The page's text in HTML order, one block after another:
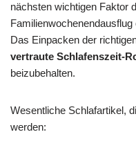
nächsten wichtigen Faktor
Das Einpacken der
vertraute Schlafenszeit-
beizubehalten.
Wesentliche Schlafartikel,
werden: